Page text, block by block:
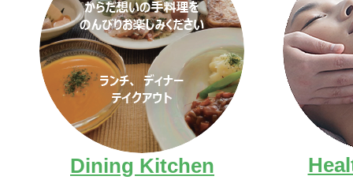
Dining Kitchen